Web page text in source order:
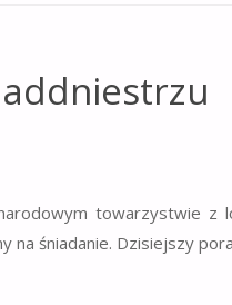
towarzystwie z
na śniadanie. Dzisiejszy